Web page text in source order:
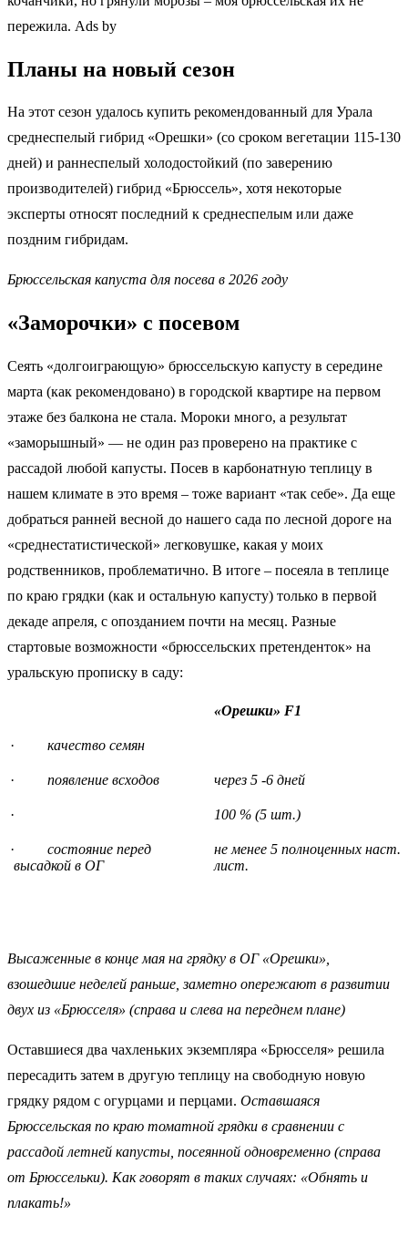
пережила. Ads by
Планы на новый сезон
На этот сезон удалось купить рекомендованный для Урала
среднеспелый гибрид «Орешки» (со сроком вегетации 115-130
дней) и раннеспелый холодостойкий (по заверению
производителей) гибрид «Брюссель», хотя некоторые
эксперты относят последний к среднеспелым или даже
поздним гибридам.
Брюссельская капуста для посева в 2026 году
«Заморочки» с посевом
Сеять «долгоиграющую» брюссельскую капусту в середине
марта (как рекомендовано) в городской квартире на первом
этаже без балкона не стала. Мороки много, а результат
«заморышный» — не один раз проверено на практике с
рассадой любой капусты. Посев в карбонатную теплицу в
нашем климате в это время – тоже вариант «так себе». Да еще
добраться ранней весной до нашего сада по лесной дороге на
«среднестатистической» легковушке, какая у моих
родственников, проблематично. В итоге – посеяла в теплице
по краю грядки (как и остальную капусту) только в первой
декаде апреля, с опозданием почти на месяц. Разные
стартовые возможности «брюссельских претенденток» на
уральскую прописку в саду:
«Орешки» F1
· качество семян
· появление всходов через 5 -6 дней
· 100 % (5 шт.)
· состояние перед
высадкой в ОГ
не менее 5 полноценных наст.
лист.
Высаженные в конце мая на грядку в ОГ «Орешки»,
взошедшие неделей раньше, заметно опережают в развитии
двух из «Брюсселя» (справа и слева на переднем плане)
Оставшиеся два чахленьких экземпляра «Брюсселя» решила
пересадить затем в другую теплицу на свободную новую
грядку рядом с огурцами и перцами. Оставшаяся
Брюссельская по краю томатной грядки в сравнении с
рассадой летней капусты, посеянной одновременно (справа
от Брюссельки). Как говорят в таких случаях: «Обнять и
плакать!»